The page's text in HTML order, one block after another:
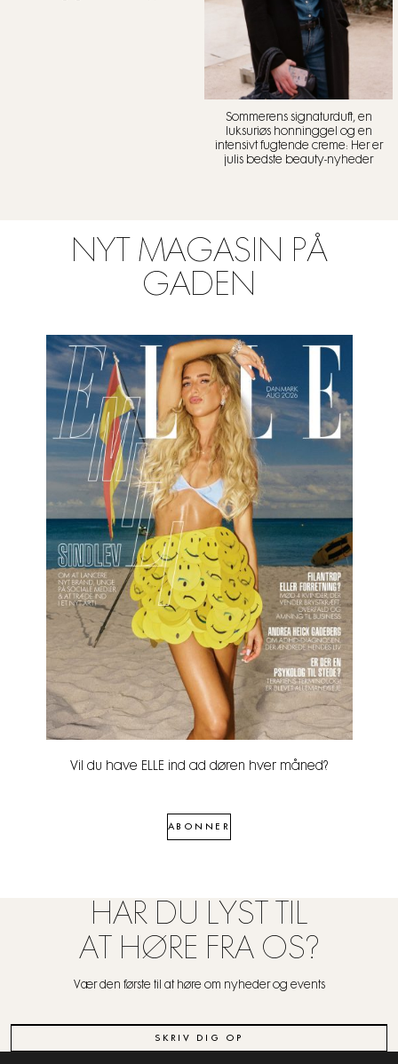
Sommerens signaturduft, en
luksuriøs honninggel og en
intensivt fugtende creme: Her er
julis bedste beauty-nyheder
NYT MAGASIN PÅ
GADEN
Vil du have ELLE ind ad døren hver måned?
ABONNER
HAR DU LYST TIL
AT HØRE FRA OS?
Vær den første til at høre om nyheder og events
SKRIV DIG OP